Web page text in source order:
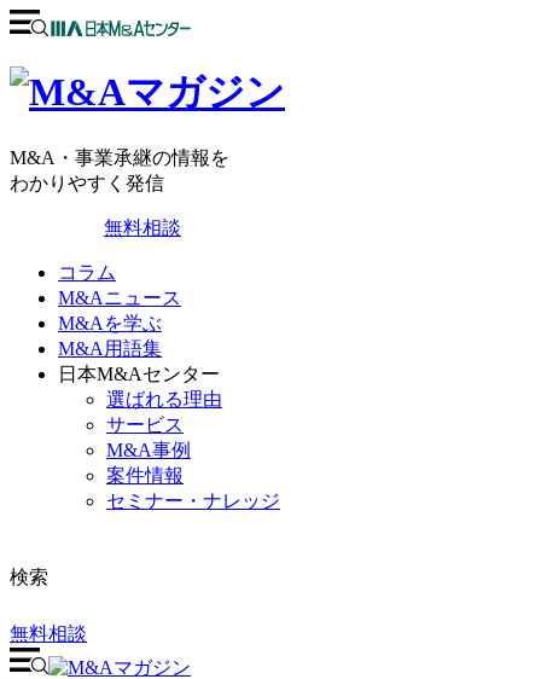
M&A・事業承継の情報を
わかりやすく発信
無料相談
コラム
M&Aニュース
M&Aを学ぶ
M&A用語集
日本M&Aセンター
選ばれる理由
サービス
M&A事例
案件情報
セミナー・ナレッジ
検索
無料相談